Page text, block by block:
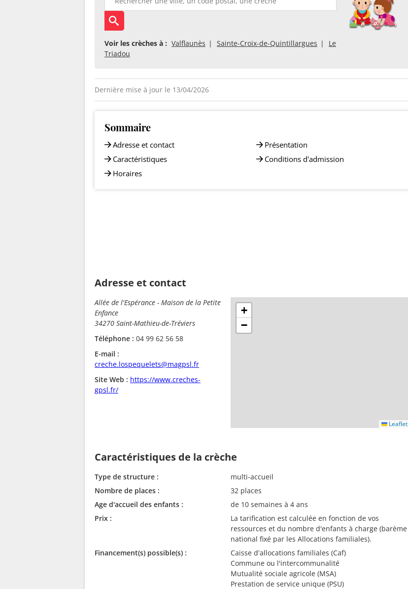
Voir les crèches à : Valflaunès Sainte-Croix-de-Quintillargues
Le
Triadou
Dernière mise à jour le 13/04/2026
Sommaire
Adresse et contact
Caractéristiques
Horaires
Présentation
Conditions d'admission
Adresse et contact
Allée de l'Espérance - Maison de la Petite
Enfance
34270 Saint-Mathieu-de-Tréviers
Téléphone : 04 99 62 56 58
E-mail :
creche.lospequelets@magpsl.fr
Site Web : https://www.creches-
gpsl.fr/
+
−
Leaflet
Caractéristiques de la crèche
Type de structure :
multi-accueil
Nombre de places :
32 places
Age d'accueil des enfants :
de 10 semaines à 4 ans
Prix :
La tarification est calculée en fonction de vos
ressources et du nombre d'enfants à charge (barème
national fixé par les Allocations familiales).
Financement(s) possible(s) :
Caisse d'allocations familiales (Caf)
Commune ou l'intercommunalité
Mutualité sociale agricole (MSA)
Prestation de service unique (PSU)